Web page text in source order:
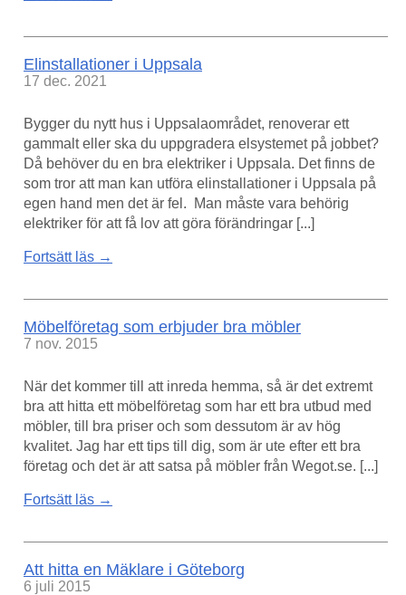
Elinstallationer i Uppsala
17 dec. 2021
Bygger du nytt hus i Uppsalaområdet, renoverar ett
gammalt eller ska du uppgradera elsystemet på jobbet?
Då behöver du en bra elektriker i Uppsala. Det finns de
som tror att man kan utföra elinstallationer i Uppsala på
egen hand men det är fel. Man måste vara behörig
elektriker för att få lov att göra förändringar [...]
Fortsätt läs →
Möbelföretag som erbjuder bra möbler
7 nov. 2015
När det kommer till att inreda hemma, så är det extremt
bra att hitta ett möbelföretag som har ett bra utbud med
möbler, till bra priser och som dessutom är av hög
kvalitet. Jag har ett tips till dig, som är ute efter ett bra
företag och det är att satsa på möbler från Wegot.se. [...]
Fortsätt läs →
Att hitta en Mäklare i Göteborg
6 juli 2015